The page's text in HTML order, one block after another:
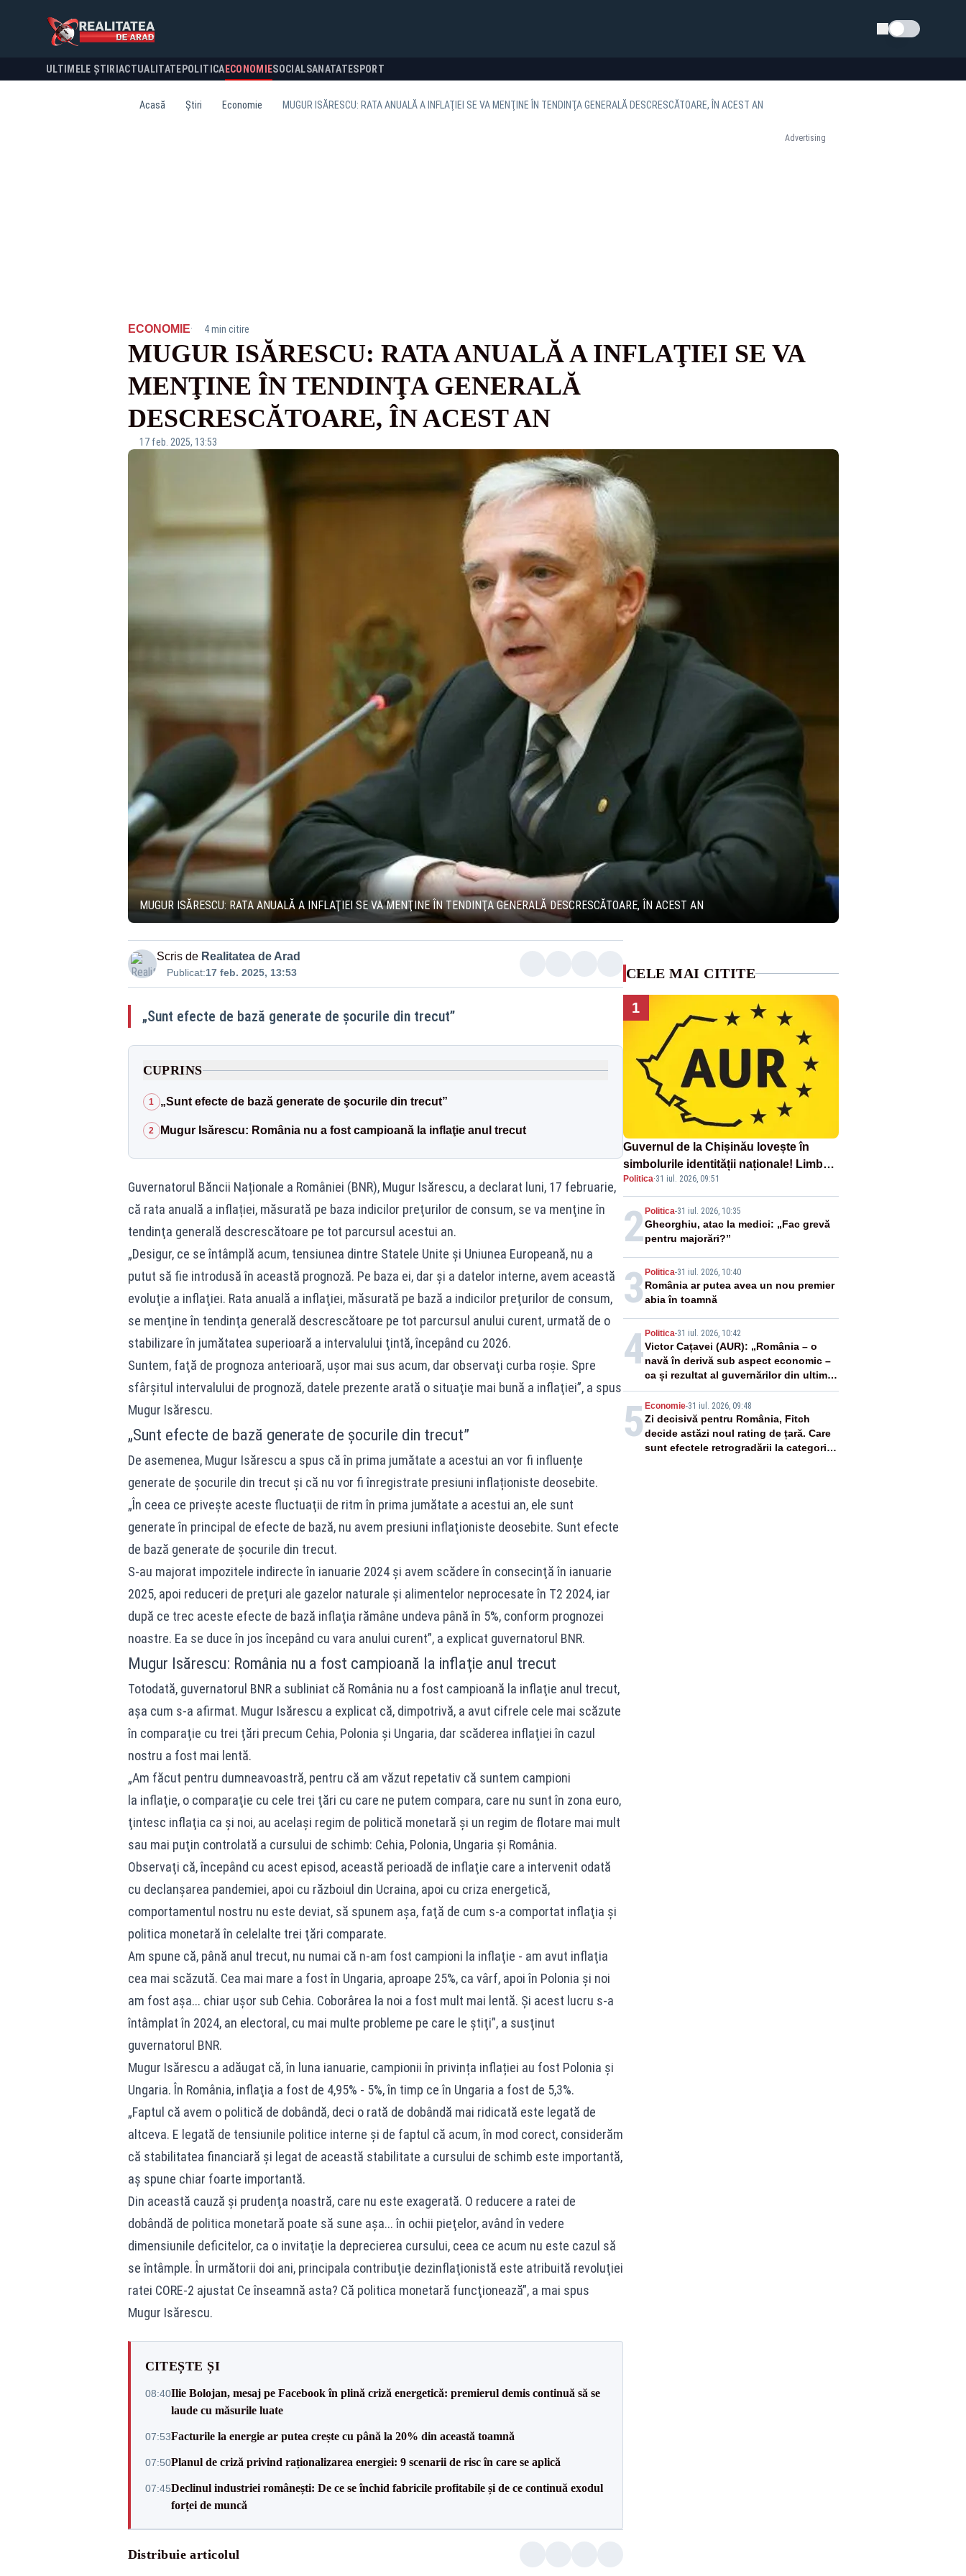
Schimba tema
ULTIMELE ȘTIRI ACTUALITATE POLITICA ECONOMIESOCIALSANATATESPORT
Acasă Știri Economie MUGUR ISĂRESCU: RATA ANUALĂ A INFLAŢIEI SE VA MENŢINE ÎN TENDINŢA GENERALĂ DESCRESCĂTOARE, ÎN ACEST AN
Advertising
ECONOMIE· 4 min citire
MUGUR ISĂRESCU: RATA ANUALĂ A INFLAŢIEI SE VA
MENŢINE ÎN TENDINŢA GENERALĂ
DESCRESCĂTOARE, ÎN ACEST AN
17 feb. 2025, 13:53
MUGUR ISĂRESCU: RATA ANUALĂ A INFLAŢIEI SE VA MENŢINE ÎN TENDINŢA GENERALĂ DESCRESCĂTOARE, ÎN ACEST AN
Scris de Realitatea de Arad
Publicat:17 feb. 2025, 13:53
„Sunt efecte de bază generate de şocurile din trecut”
CUPRINS
1 „Sunt efecte de bază generate de şocurile din trecut”
2 Mugur Isărescu: România nu a fost campioană la inflaţie anul trecut
Guvernatorul Băncii Naționale a României (BNR), Mugur Isărescu, a declarat luni, 17 februarie,
că rata anuală a inflației, măsurată pe baza indicilor preţurilor de consum, se va menţine în
tendinţa generală descrescătoare pe tot parcursul acestui an.
„Desigur, ce se întâmplă acum, tensiunea dintre Statele Unite şi Uniunea Europeană, nu a
putut să fie introdusă în această prognoză. Pe baza ei, dar şi a datelor interne, avem această
evoluţie a inflaţiei. Rata anuală a inflaţiei, măsurată pe bază a indicilor preţurilor de consum,
se menţine în tendinţa generală descrescătoare pe tot parcursul anului curent, urmată de o
stabilizare în jumătatea superioară a intervalului ţintă, începând cu 2026.
Suntem, faţă de prognoza anterioară, uşor mai sus acum, dar observaţi curba roşie. Spre
sfârşitul intervalului de prognoză, datele prezente arată o situaţie mai bună a inflaţiei”, a spus
Mugur Isărescu.
„Sunt efecte de bază generate de şocurile din trecut”
De asemenea, Mugur Isărescu a spus că în prima jumătate a acestui an vor fi influențe
generate de șocurile din trecut și că nu vor fi înregistrate presiuni inflaționiste deosebite.
„În ceea ce priveşte aceste fluctuaţii de ritm în prima jumătate a acestui an, ele sunt
generate în principal de efecte de bază, nu avem presiuni inflaţioniste deosebite. Sunt efecte
de bază generate de şocurile din trecut.
S-au majorat impozitele indirecte în ianuarie 2024 şi avem scădere în consecinţă în ianuarie
2025, apoi reduceri de preţuri ale gazelor naturale şi alimentelor neprocesate în T2 2024, iar
după ce trec aceste efecte de bază inflaţia rămâne undeva până în 5%, conform prognozei
noastre. Ea se duce în jos începând cu vara anului curent”, a explicat guvernatorul BNR.
Mugur Isărescu: România nu a fost campioană la inflaţie anul trecut
Totodată, guvernatorul BNR a subliniat că România nu a fost campioană la inflaţie anul trecut,
aşa cum s-a afirmat. Mugur Isărescu a explicat că, dimpotrivă, a avut cifrele cele mai scăzute
în comparaţie cu trei ţări precum Cehia, Polonia şi Ungaria, dar scăderea inflaţiei în cazul
nostru a fost mai lentă.
„Am făcut pentru dumneavoastră, pentru că am văzut repetativ că suntem campioni
la inflaţie, o comparaţie cu cele trei ţări cu care ne putem compara, care nu sunt în zona euro,
ţintesc inflaţia ca şi noi, au acelaşi regim de politică monetară şi un regim de flotare mai mult
sau mai puţin controlată a cursului de schimb: Cehia, Polonia, Ungaria şi România.
Observaţi că, începând cu acest episod, această perioadă de inflaţie care a intervenit odată
cu declanşarea pandemiei, apoi cu războiul din Ucraina, apoi cu criza energetică,
comportamentul nostru nu este deviat, să spunem aşa, faţă de cum s-a comportat inflaţia şi
politica monetară în celelalte trei ţări comparate.
Am spune că, până anul trecut, nu numai că n-am fost campioni la inflaţie - am avut inflaţia
cea mai scăzută. Cea mai mare a fost în Ungaria, aproape 25%, ca vârf, apoi în Polonia şi noi
am fost aşa... chiar uşor sub Cehia. Coborârea la noi a fost mult mai lentă. Şi acest lucru s-a
întâmplat în 2024, an electoral, cu mai multe probleme pe care le ştiţi”, a susţinut
guvernatorul BNR.
Mugur Isărescu a adăugat că, în luna ianuarie, campionii în privința inflației au fost Polonia și
Ungaria. În România, inflaţia a fost de 4,95% - 5%, în timp ce în Ungaria a fost de 5,3%.
„Faptul că avem o politică de dobândă, deci o rată de dobândă mai ridicată este legată de
altceva. E legată de tensiunile politice interne şi de faptul că acum, în mod corect, considerăm
că stabilitatea financiară şi legat de această stabilitate a cursului de schimb este importantă,
aş spune chiar foarte importantă.
Din această cauză şi prudenţa noastră, care nu este exagerată. O reducere a ratei de
dobândă de politica monetară poate să sune aşa... în ochii pieţelor, având în vedere
dimensiunile deficitelor, ca o invitaţie la deprecierea cursului, ceea ce acum nu este cazul să
se întâmple. În următorii doi ani, principala contribuţie dezinflaţionistă este atribuită revoluţiei
ratei CORE-2 ajustat Ce înseamnă asta? Că politica monetară funcţionează”, a mai spus
Mugur Isărescu.
CITEȘTE ȘI
08:40Ilie Bolojan, mesaj pe Facebook în plină criză energetică: premierul demis continuă să se
laude cu măsurile luate
07:53Facturile la energie ar putea crește cu până la 20% din această toamnă
07:50Planul de criză privind raționalizarea energiei: 9 scenarii de risc în care se aplică
07:45Declinul industriei românești: De ce se închid fabricile profitabile și de ce continuă exodul
forței de muncă
Distribuie articolul
CELE MAI CITITE
1
Guvernul de la Chișinău lovește în
simbolurile identității naționale! Limba
română nu se economisește! Limba
română se sărbătorește!
Politica·31 iul. 2026, 09:51
2 Politica-31 iul. 2026, 10:35
Gheorghiu, atac la medici: „Fac grevă
pentru majorări?”
3 Politica-31 iul. 2026, 10:40
România ar putea avea un nou premier
abia în toamnă
4 Politica-31 iul. 2026, 10:42
Victor Cațavei (AUR): „România – o
navă în derivă sub aspect economic –
ca și rezultat al guvernărilor din ultimii
36 de ani”
5 Economie-31 iul. 2026, 09:48
Zi decisivă pentru România, Fitch
decide astăzi noul rating de țară. Care
sunt efectele retrogradării la categoria